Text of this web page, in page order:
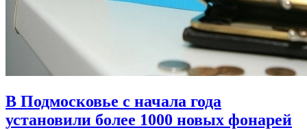
В Подмосковье с начала года
установили более 1000 новых фонарей